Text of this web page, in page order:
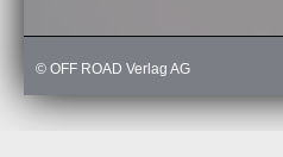
© OFF ROAD Verlag AG